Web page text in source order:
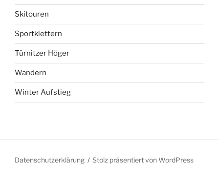
Skitouren
Sportklettern
Türnitzer Höger
Wandern
Winter Aufstieg
Datenschutzerklärung Stolz präsentiert von WordPress